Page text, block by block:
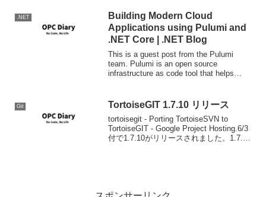
.NET
Building Modern Cloud
Applications using Pulumi and
.NET Core | .NET Blog
This is a guest post from the Pulumi
team. Pulumi is an open source
infrastructure as code tool that helps
Git TortoiseGIT 1.7.10 リリース
tortoisegit - Porting TortoiseSVN to
TortoiseGIT - Google Project Hosting.6/3
付で1.7.10がリリースされました。1.7.9